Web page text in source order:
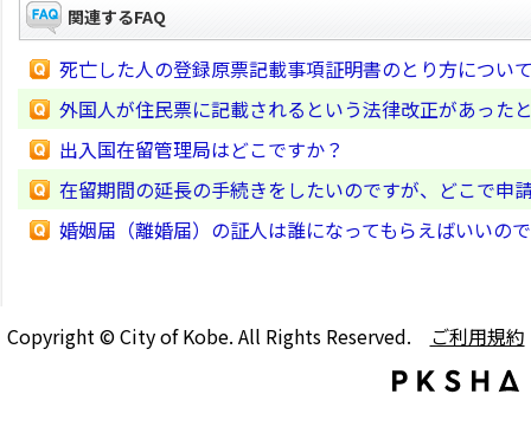
関連するFAQ
死亡した人の登録原票記載事項証明書のとり方につい
外国人が住民票に記載されるという法律改正があった
出入国在留管理局はどこですか？
在留期間の延長の手続きをしたいのですが、どこで申
婚姻届（離婚届）の証人は誰になってもらえばいいの
Copyright © City of Kobe. All Rights Reserved. ご利用規約